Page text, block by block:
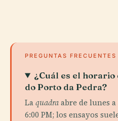
PREGUNTAS FRECUENTES
¿Cuál es el horario
do Porto da Pedra?
Laquadraabre de lunes a
6:00 PM; los ensayos